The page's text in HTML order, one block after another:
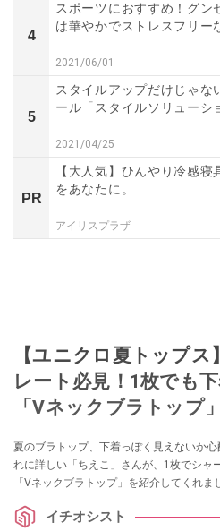
4
スポーツにおすすめ！グン
は華やかでストレスフリー
2021/06/01
5
スタイルアップだけじゃな
ール「スタイルソリューシ
2021/04/25
PR
【大人気】ひんやり冷感寝
をあなたに。
アイリスプラザ
【ユニクロ夏トップス
レート必見！1枚でも
「Vネックブラトップ」
夏のブラトップ、下着っぽく見えないか
れに詳しい「ちえこ」さんが、1枚でシャ
「Vネックブラトップ」を紹介してくれま
イチオシスト